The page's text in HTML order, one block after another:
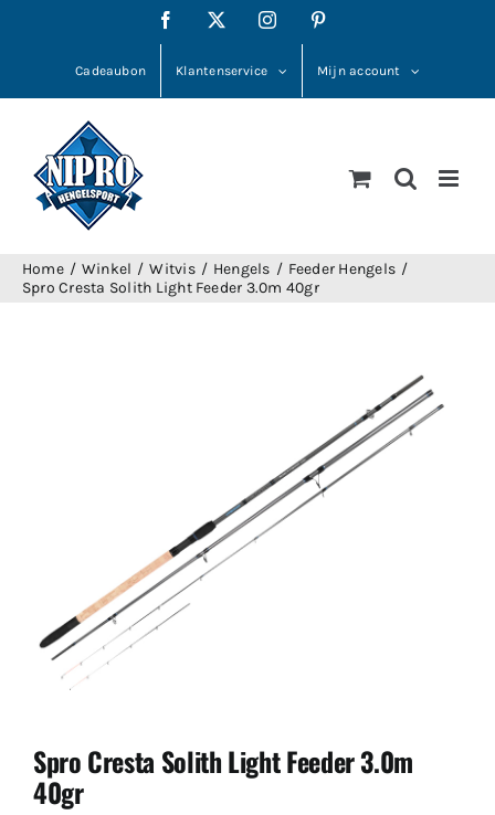
Facebook Instagram
Cadeaubon Klantenservice Mijn account
Home Winkel Witvis Hengels
Feeder Hengels
Spro Cresta Solith Light Feeder 3.0m 40gr
Spro Cresta Solith Light Feeder 3.0m
40gr